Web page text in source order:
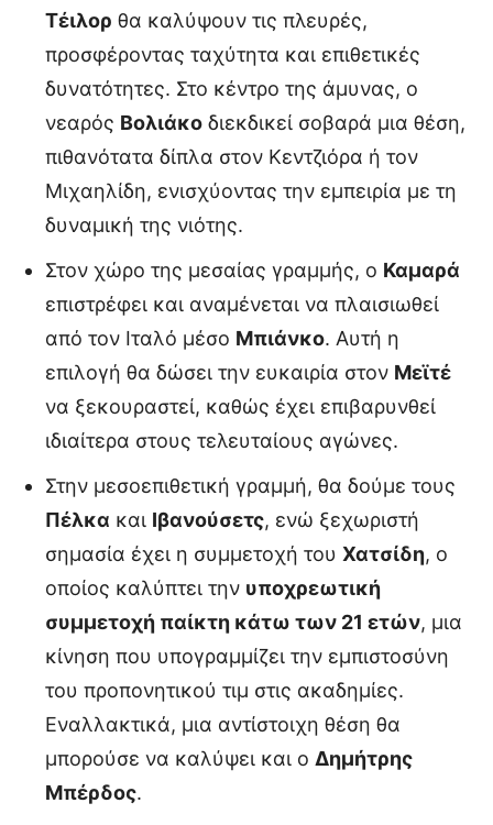
Τέιλορ θα καλύψουν τις πλευρές,
προσφέροντας ταχύτητα και επιθετικές
δυνατότητες. Στο κέντρο της άμυνας, ο
νεαρός Βολιάκο διεκδικεί σοβαρά μια θέση,
πιθανότατα δίπλα στον Κεντζιόρα ή τον
Μιχαηλίδη, ενισχύοντας την εμπειρία με τη
δυναμική της νιότης.
Στον χώρο της μεσαίας γραμμής, ο Καμαρά
επιστρέφει και αναμένεται να πλαισιωθεί
από τον Ιταλό μέσο Μπιάνκο. Αυτή η
επιλογή θα δώσει την ευκαιρία στον Μεϊτέ
να ξεκουραστεί, καθώς έχει επιβαρυνθεί
ιδιαίτερα στους τελευταίους αγώνες.
Στην μεσοεπιθετική γραμμή, θα δούμε τους
Πέλκα και Ιβανούσετς, ενώ ξεχωριστή
σημασία έχει η συμμετοχή του Χατσίδη, ο
οποίος καλύπτει την υποχρεωτική
συμμετοχή παίκτη κάτω των 21 ετών, μια
κίνηση που υπογραμμίζει την εμπιστοσύνη
του προπονητικού τιμ στις ακαδημίες.
Εναλλακτικά, μια αντίστοιχη θέση θα
μπορούσε να καλύψει και ο Δημήτρης
Μπέρδος.